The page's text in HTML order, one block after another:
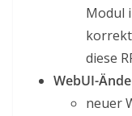
Modul
diese
WebUI-
neuer